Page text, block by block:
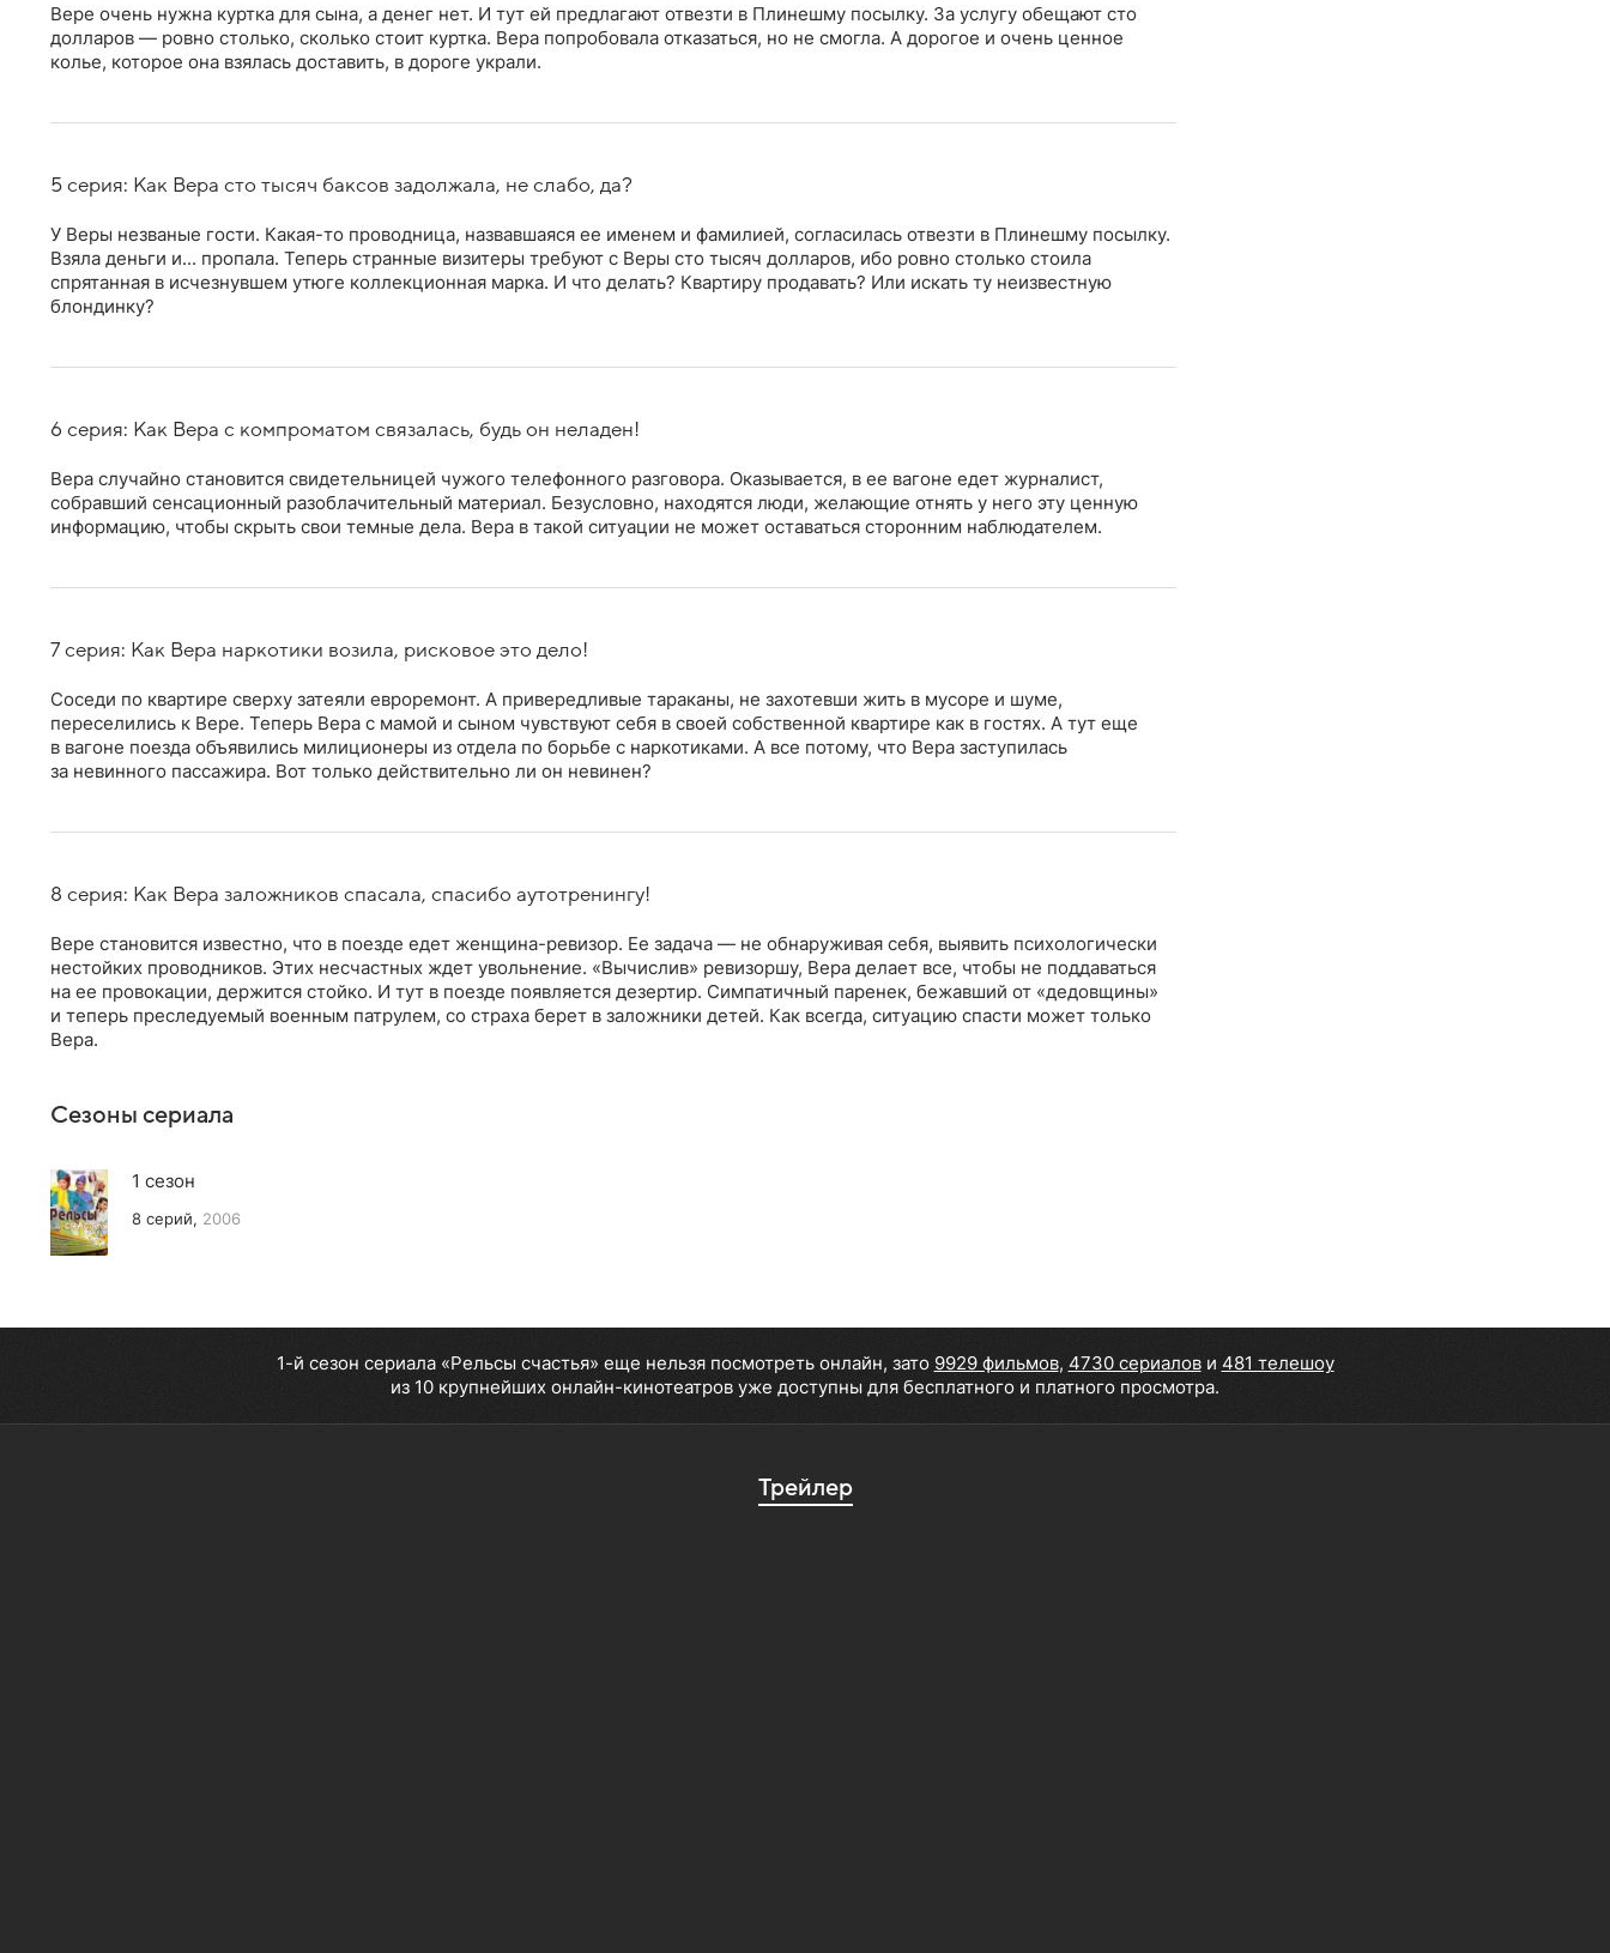
Вере очень нужна куртка для сына, а денег нет. И тут ей предлагают отвезти в Плинешму посылку. За услугу обещают сто
долларов — ровно столько, сколько стоит куртка. Вера попробовала отказаться, но не смогла. А дорогое и очень ценное
колье, которое она взялась доставить, в дороге украли.
5 серия: Как Вера сто тысяч баксов задолжала, не слабо, да?
У Веры незваные гости. Какая-то проводница, назвавшаяся ее именем и фамилией, согласилась отвезти в Плинешму посылку.
Взяла деньги и... пропала. Теперь странные визитеры требуют с Веры сто тысяч долларов, ибо ровно столько стоила
спрятанная в исчезнувшем утюге коллекционная марка. И что делать? Квартиру продавать? Или искать ту неизвестную
блондинку?
6 серия: Как Вера с компроматом связалась, будь он неладен!
Вера случайно становится свидетельницей чужого телефонного разговора. Оказывается, в ее вагоне едет журналист,
собравший сенсационный разоблачительный материал. Безусловно, находятся люди, желающие отнять у него эту ценную
информацию, чтобы скрыть свои темные дела. Вера в такой ситуации не может оставаться сторонним наблюдателем.
7 серия: Как Вера наркотики возила, рисковое это дело!
Соседи по квартире сверху затеяли евроремонт. А привередливые тараканы, не захотевши жить в мусоре и шуме,
переселились к Вере. Теперь Вера с мамой и сыном чувствуют себя в своей собственной квартире как в гостях. А тут еще
в вагоне поезда объявились милиционеры из отдела по борьбе с наркотиками. А все потому, что Вера заступилась
за невинного пассажира. Вот только действительно ли он невинен?
8 серия: Как Вера заложников спасала, спасибо аутотренингу!
Вере становится известно, что в поезде едет женщина-ревизор. Ее задача — не обнаруживая себя, выявить психологически
нестойких проводников. Этих несчастных ждет увольнение. «Вычислив» ревизоршу, Вера делает все, чтобы не поддаваться
на ее провокации, держится стойко. И тут в поезде появляется дезертир. Симпатичный паренек, бежавший от «дедовщины»
и теперь преследуемый военным патрулем, со страха берет в заложники детей. Как всегда, ситуацию спасти может только
Вера.
Сезоны сериала
1 сезон
8 серий, 2006
1-й сезон сериала «Рельсы счастья» еще нельзя посмотреть онлайн, зато 9929 фильмов, 4730 сериалови 481 телешоу
из 10 крупнейших онлайн-кинотеатров уже доступны для бесплатного и платного просмотра.
Трейлер